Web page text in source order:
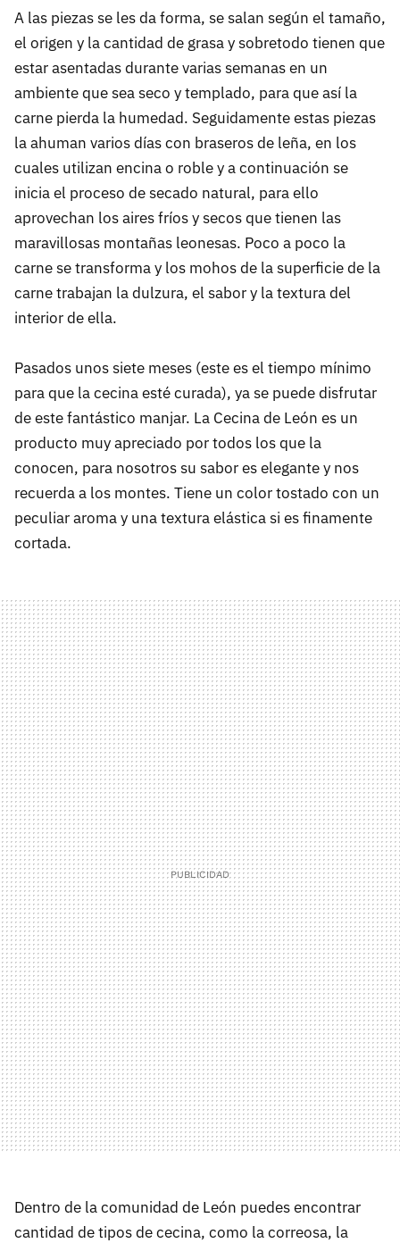
A las piezas se les da forma, se salan según el tamaño,
el origen y la cantidad de grasa y sobretodo tienen que
estar asentadas durante varias semanas en un
ambiente que sea seco y templado, para que así la
carne pierda la humedad. Seguidamente estas piezas
la ahuman varios días con braseros de leña, en los
cuales utilizan encina o roble y a continuación se
inicia el proceso de secado natural, para ello
aprovechan los aires fríos y secos que tienen las
maravillosas montañas leonesas. Poco a poco la
carne se transforma y los mohos de la superficie de la
carne trabajan la dulzura, el sabor y la textura del
interior de ella.
Pasados unos siete meses (este es el tiempo mínimo
para que la cecina esté curada), ya se puede disfrutar
de este fantástico manjar. La Cecina de León es un
producto muy apreciado por todos los que la
conocen, para nosotros su sabor es elegante y nos
recuerda a los montes. Tiene un color tostado con un
peculiar aroma y una textura elástica si es finamente
cortada.
Dentro de la comunidad de León puedes encontrar
cantidad de tipos de cecina, como la correosa, la